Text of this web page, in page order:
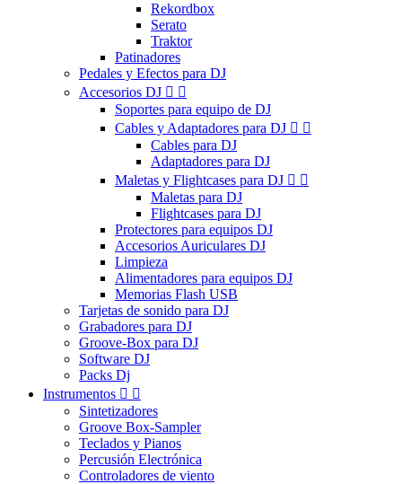
Rekordbox
Serato
Traktor
Patinadores
Pedales y Efectos para DJ
Accesorios DJ  
Soportes para equipo de DJ
Cables y Adaptadores para DJ  
Cables para DJ
Adaptadores para DJ
Maletas y Flightcases para DJ  
Maletas para DJ
Flightcases para DJ
Protectores para equipos DJ
Accesorios Auriculares DJ
Limpieza
Alimentadores para equipos DJ
Memorias Flash USB
Tarjetas de sonido para DJ
Grabadores para DJ
Groove-Box para DJ
Software DJ
Packs Dj
Instrumentos  
Sintetizadores
Groove Box-Sampler
Teclados y Pianos
Percusión Electrónica
Controladores de viento